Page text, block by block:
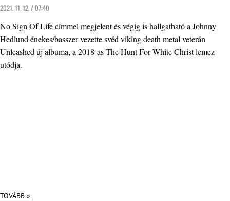
2021. 11. 12. / 07:40
No Sign Of Life címmel megjelent és végig is hallgatható a Johnny
Hedlund énekes/basszer vezette svéd viking death metal veterán
Unleashed új albuma, a 2018-as The Hunt For White Christ lemez
utódja.
TOVÁBB »